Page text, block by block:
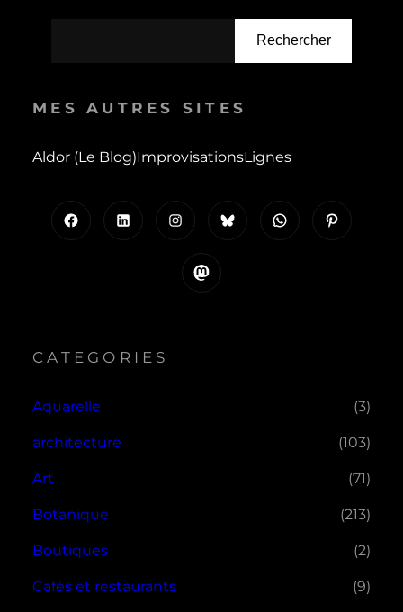
Rechercher
MES AUTRES SITES
Aldor (le Blog)ImprovisationsLignes
Instagram WhatsApp
Mastodon
CATEGORIES
Aquarelle (3)
architecture (103)
Art (71)
Botanique (213)
Boutiques (2)
Cafés et restaurants (9)